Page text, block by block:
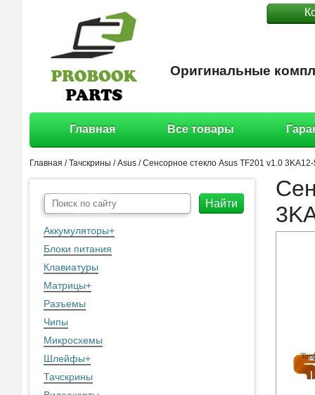
Оригинальные
Главная Все товары
Найти
Аккумуляторы+
Блоки питания
Клавиатуры
Матрицы+
Разъемы
Чипы
Микросхемы
Шлейфы+
Тачскрины
Главная /Тачскрины /Asus / Сенсорное стекло Asus TF201 v1.0